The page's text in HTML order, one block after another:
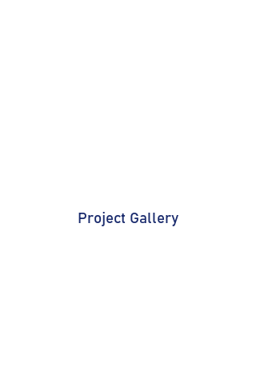
Project Gallery